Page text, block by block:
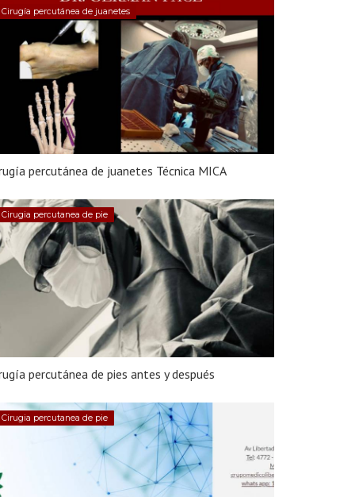
Cirugía percutánea de juanetes
percutánea de juanetes Técnica MICA
Cirugia percutanea de pie
percutánea de pies antes y después
Cirugia percutanea de pie